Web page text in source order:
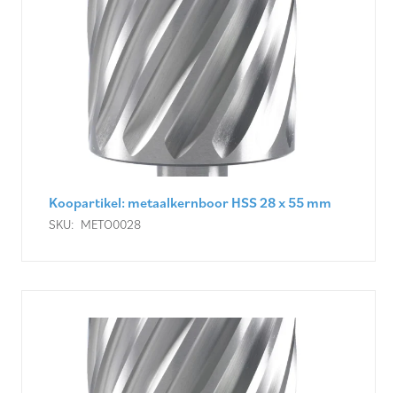
Koopartikel: metaalkernboor HSS 28 x 55 mm
SKU: METO0028